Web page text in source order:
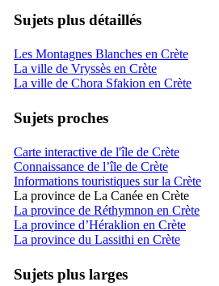
Sujets plus détaillés
Les Montagnes Blanches en Crète
La ville de Vryssès en Crète
La ville de Chora Sfakion en Crète
Sujets proches
Carte interactive de l'île de Crète
Connaissance de l’île de Crète
Informations touristiques sur la Crète
La province de La Canée en Crète
La province de Réthymnon en Crète
La province d’Héraklion en Crète
La province du Lassithi en Crète
Sujets plus larges